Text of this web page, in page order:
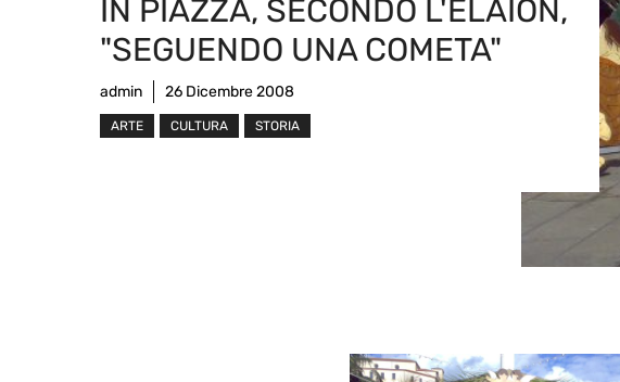
IN PIAZZA, SECONDO L'ELAION,
"SEGUENDO UNA COMETA"
admin 26 Dicembre 2008
ARTE CULTURA STORIA